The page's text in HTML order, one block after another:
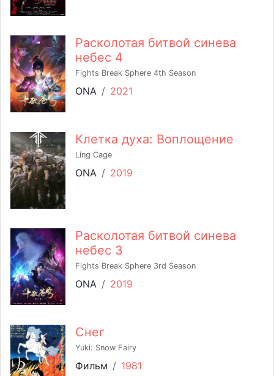
Расколотая битвой синева
небес 4
Fights Break Sphere 4th Season
ONA / 2021
Клетка духа: Воплощение
Ling Cage
ONA / 2019
Расколотая битвой синева
небес 3
Fights Break Sphere 3rd Season
ONA / 2019
Снег
Yuki: Snow Fairy
Фильм / 1981